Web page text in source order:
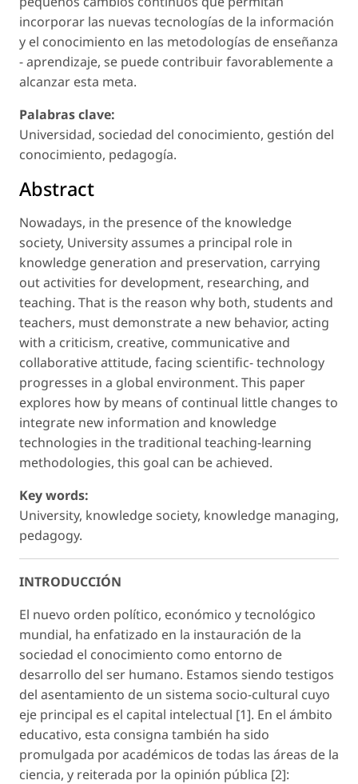
incorporar las nuevas tecnologías de la información
y el conocimiento en las metodologías de enseñanza
- aprendizaje, se puede contribuir favorablemente a
alcanzar esta meta.
Palabras clave:
Universidad, sociedad del conocimiento, gestión del
conocimiento, pedagogía.
Abstract
Nowadays, in the presence of the knowledge
society, University assumes a principal role in
knowledge generation and preservation, carrying
out activities for development, researching, and
teaching. That is the reason why both, students and
teachers, must demonstrate a new behavior, acting
with a criticism, creative, communicative and
collaborative attitude, facing scientific- technology
progresses in a global environment. This paper
explores how by means of continual little changes to
integrate new information and knowledge
technologies in the traditional teaching-learning
methodologies, this goal can be achieved.
Key words:
University, knowledge society, knowledge managing,
pedagogy.
INTRODUCCIÓN
El nuevo orden político, económico y tecnológico
mundial, ha enfatizado en la instauración de la
sociedad el conocimiento como entorno de
desarrollo del ser humano. Estamos siendo testigos
del asentamiento de un sistema socio-cultural cuyo
eje principal es el capital intelectual [1]. En el ámbito
educativo, esta consigna también ha sido
promulgada por académicos de todas las áreas de la
ciencia, y reiterada por la opinión pública [2]: